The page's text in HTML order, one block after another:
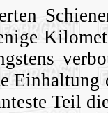
Einhaltung
Teil